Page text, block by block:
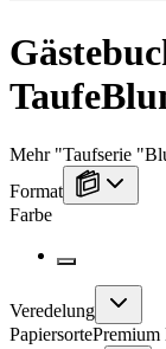
Taufe
Mehr"Taufserie
Format
Farbe
Veredelung
PapiersortePremium